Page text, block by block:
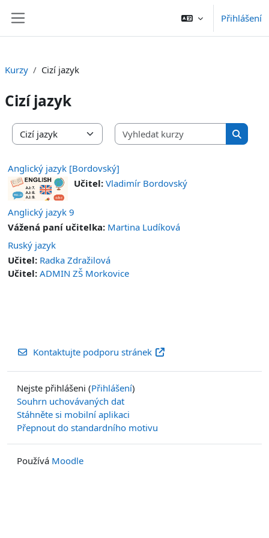
Přihlášení
Kurzy Cizí jazyk
Cizí jazyk
Kategorie kurzů
Vyhledat
Anglický jazyk [Bordovský]
Učitel: Vladimír Bordovský
Anglický jazyk 9
Vážená paní učitelka: Martina Ludíková
Ruský jazyk
Učitel: Radka Zdražilová
Učitel: ADMIN ZŠ Morkovice
Kontaktujte podporu stránek
Nejste přihlášeni (Přihlášení)
Souhrn uchovávaných dat
Stáhněte si mobilní aplikaci
Přepnout do standardního motivu
Používá Moodle